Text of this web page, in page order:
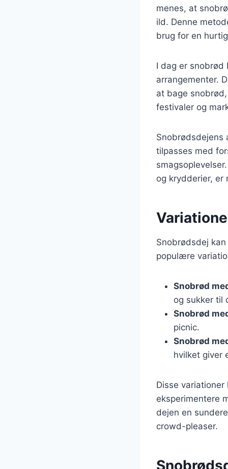
menes, at
ild. Denne
brug for en
I dag er
arrangementer.
at bage
festivaler og
Snobrødsdejens
tilpasses med
og krydderier,
Snobrødsdej
populære
Snobrød
og sukker til
Snobrød
picnic.
Snobrød
hvilket giver
Disse
eksperimentere
dejen en
crowd-pleaser.